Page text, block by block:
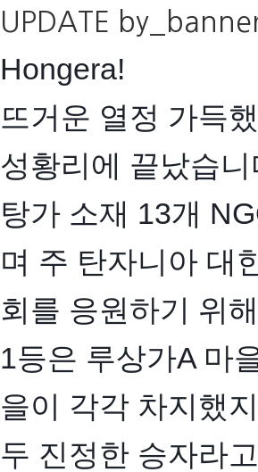
UPDATE
Hongera!
뜨거운 열정 가득
성황리에 끝났습니
탕가 소재 13개
며 주 탄자니아 대
회를 응원하기 위
1등은 루상가A 마
을이 각각 차지했
두 진정한 승자라